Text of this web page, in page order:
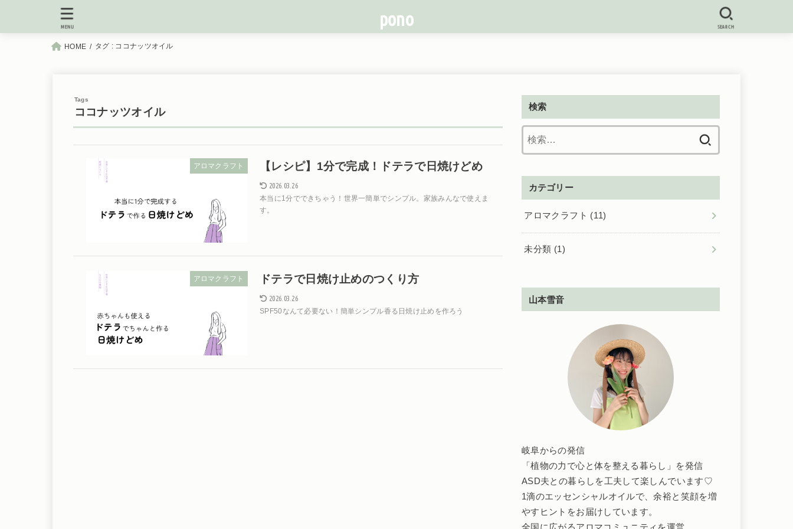
pono SEARCH
MENU
HOME タグ : ココナッツオイル
ココナッツオイル
アロマクラフト 【レシピ】1分で完成！ドテラで日焼けどめ
2026.03.26
本当に1分でできちゃう！世界一簡単でシンプル。家族みんなで使えま
す。
アロマクラフト ドテラで日焼け止めのつくり方
2026.03.26
SPF50なんて必要ない！簡単シンプル香る日焼け止めを作ろう
検索
カテゴリー
アロマクラフト (11)
未分類 (1)
山本雪音
岐阜からの発信
「植物の力で心と体を整える暮らし」を発信
ASD夫との暮らしを工夫して楽しんでいます♡
1滴のエッセンシャルオイルで、余裕と笑顔を増
やすヒントをお届けしています。